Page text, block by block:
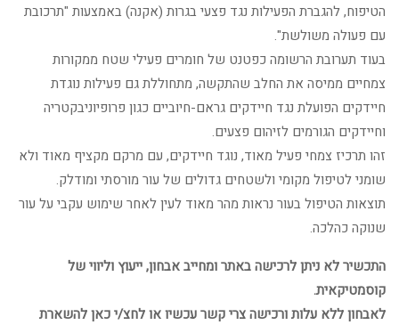
הטיפוח, להגברת הפעילות נגד פצעי בגרות (אקנה) באמצעות "תרכובת
עם פעולה משולשת".
בעוד תערובת הרשומה כפטנט של חומרים פעילי שטח ממקורות
צמחיים ממיסה את החלב שהתקשה, מתחוללת גם פעילות נוגדת
חיידקים הפועלת נגד חיידקים גראם-חיוביים כגון פרופיוניבקטריה
וחיידקים הגורמים לזיהום פצעים.
זהו תרכיז צמחי פעיל מאוד, נוגד חיידקים, עם מרקם מקציף מאוד ולא
שומני לטיפול מקומי ולשטחים גדולים של עור מורסתי ומודלק.
תוצאות הטיפול בעור נראות מהר מאוד לעין לאחר שימוש עקבי על עור
שנוקה כהלכה.
התכשיר לא ניתן לרכישה באתר ומחייב אבחון, ייעוץ וליווי של
קוסמטיקאית.
לאבחון ללא עלות ורכישה צרי קשר עכשיו או לחצ/י כאן להשארת